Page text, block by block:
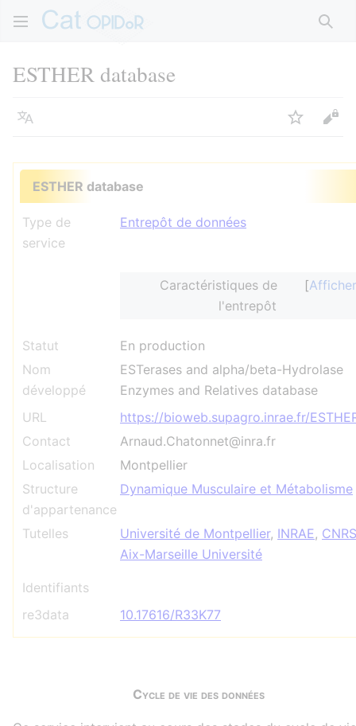
ESTHER database
Langue Suivre
ESTHER database
Type de
service
Entrepôt de données
Afficher
Caractéristiques de
l'entrepôt
Statut
En production
Nom
développé
ESTerases and alpha/beta-Hydrolase
Enzymes and Relatives database
URL
https://bioweb.supagro.inrae.fr/
Contact
Arnaud.Chatonnet@inra.fr
Localisation
Montpellier
Structure
d'appartenance
Dynamique Musculaire et Métabolisme
Tutelles Université de Montpellier, INRAE, CNRS
Aix-Marseille Université
Identifiants
re3data
10.17616/R33K77
Cycle de vie des données